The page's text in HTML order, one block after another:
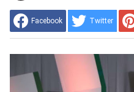
Facebook Twitter